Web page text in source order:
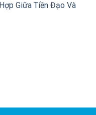
Giữa Tiền Đạo Và